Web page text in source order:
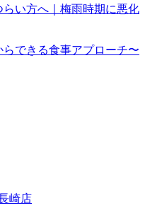
い方へ｜梅雨時期に悪化
崎店